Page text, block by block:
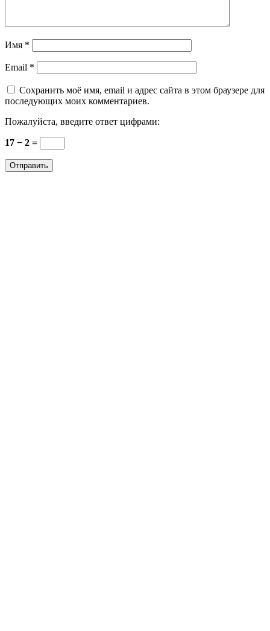
Имя *
Email *
Сохранить моё имя, email и адрес сайта в этом браузере для
последующих моих комментариев.
Пожалуйста, введите ответ цифрами:
17 − 2 =